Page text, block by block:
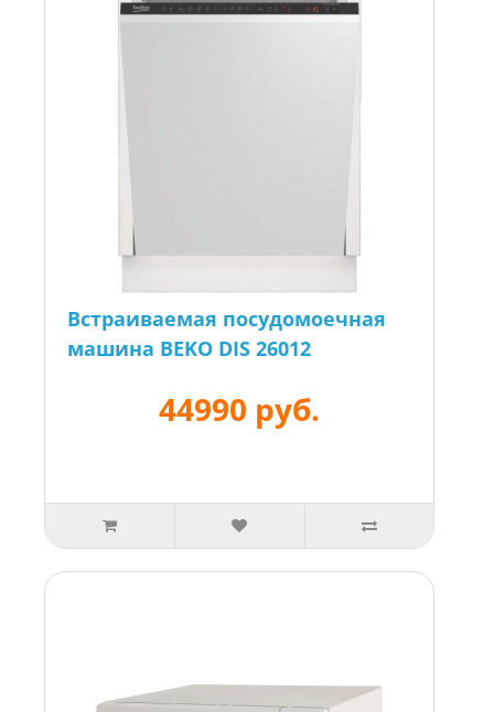
Встраиваемая посудомоечная
машина BEKO DIS 26012
44990 руб.